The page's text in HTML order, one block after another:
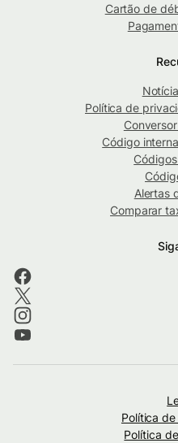
Cartão de
Política de
Código
Alertas
Comparar
Política
Política